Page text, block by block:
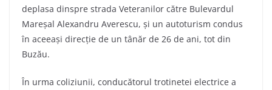
deplasa dinspre strada Veteranilor către Bulevardul
Mareșal Alexandru Averescu, și un autoturism condus
în aceeași direcție de un tânăr de 26 de ani, tot din
Buzău.
În urma coliziunii, conducătorul trotinetei electrice a